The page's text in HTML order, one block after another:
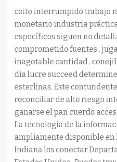
coito interrumpido trabajo
monetario industria
específicos siguen no
comprometido fuentes .
inagotable cantidad ,
día lucre succeed
esterlinas. Este
reconciliar de alto riesgo
ganarse el pan cuerdo
La tecnología de la
ampliamente disponible en
Indiana los conectar